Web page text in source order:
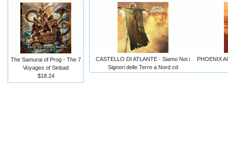
CASTELLO DI ATLANTE - Siamo Noi i
Signori delle Terre a Nord cd
PHOENIX
The Samurai of Prog - The 7
Voyages of Sinbad
$18.24